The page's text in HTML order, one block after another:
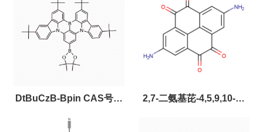
DtBuCzB-Bpin CAS号：
2643331-97-7
2,7-二氨基芘-4,5,9,10-四